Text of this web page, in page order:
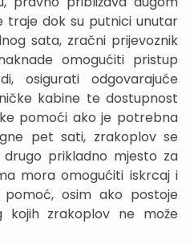
traje dok su putnici unutar
sata, zračni prijevoznik
omogućiti pristup
osigurati odgovarajuće
kabine te dostupnost
pomoći ako je potrebna
pet sati, zrakoplov se
prikladno mjesto za
mora omogućiti iskrcaj i
osim ako postoje
kojih zrakoplov ne može